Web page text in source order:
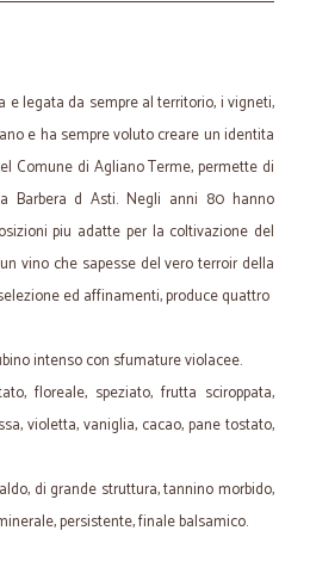
e legata da sempre al territorio, i vigneti,
e ha sempre voluto creare un identita
Comune di Agliano Terme, permette di
Barbera d Asti. Negli anni 80 hanno
piu adatte per la coltivazione del
vino che sapesse del vero terroir della
ed affinamenti, produce quattro
intenso con sfumature violacee.
floreale, speziato, frutta sciroppata,
violetta, vaniglia, cacao, pane tostato,
di grande struttura, tannino morbido,
persistente, finale balsamico.